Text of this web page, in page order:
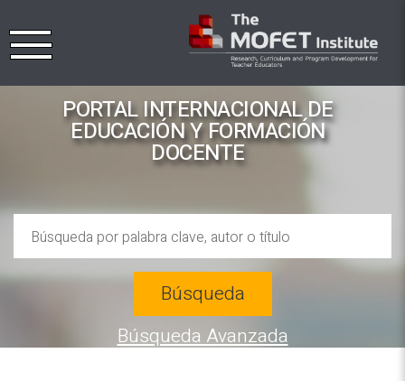
PORTAL INTERNACIONAL DE
EDUCACIÓN Y FORMACIÓN
DOCENTE
Búsqueda
Búsqueda Avanzada